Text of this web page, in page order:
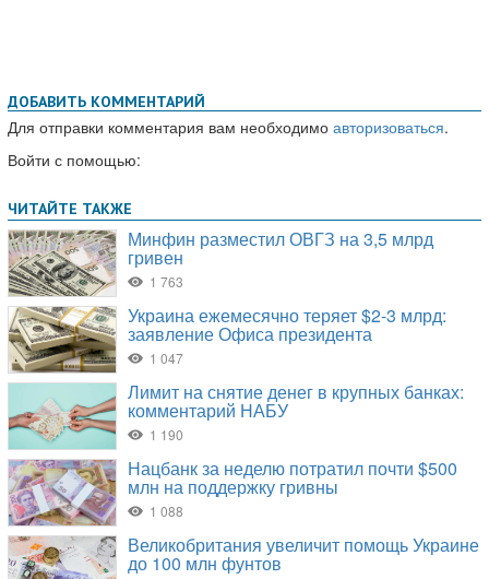
ДОБАВИТЬ КОММЕНТАРИЙ
Для отправки комментария вам необходимо авторизоваться.
Войти с помощью: